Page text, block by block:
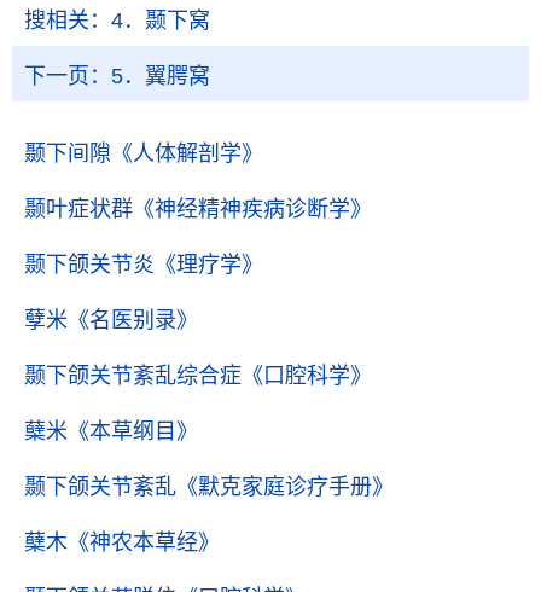
搜相关： 4．颞下窝
下一页： 5．翼腭窝
颞下间隙 《人体解剖学》
颞叶症状群 《神经精神疾病诊断学》
颞下颌关节炎 《理疗学》
孽米 《名医别录》
颞下颌关节紊乱综合症 《口腔科学》
蘖米 《本草纲目》
颞下颌关节紊乱 《默克家庭诊疗手册》
蘖木 《神农本草经》